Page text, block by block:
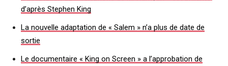
d’après Stephen King
La nouvelle adaptation de « Salem » n’a plus de date de
sortie
Le documentaire « King on Screen » a l’approbation de